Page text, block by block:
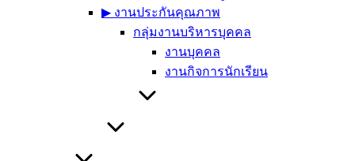
▶︎ งานประกันคุณภาพ
กลุ่มงานบริหารบุคคล
งานบุคคล
งานกิจการนักเรียน